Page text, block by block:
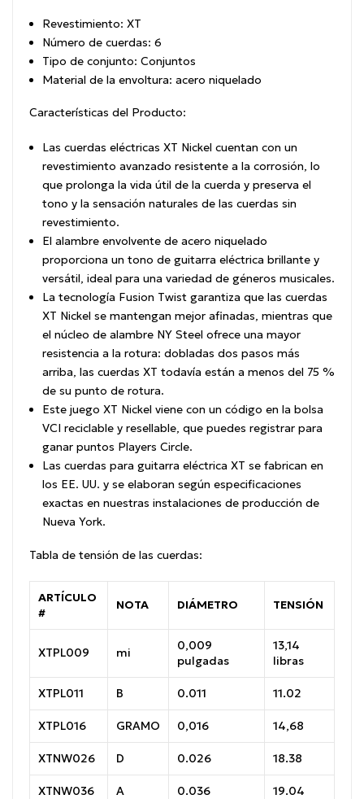
Revestimiento: XT
Número de cuerdas: 6
Tipo de conjunto: Conjuntos
Material de la envoltura: acero niquelado
Características del Producto:
Las cuerdas eléctricas XT Nickel cuentan con un
revestimiento avanzado resistente a la corrosión, lo
que prolonga la vida útil de la cuerda y preserva el
tono y la sensación naturales de las cuerdas sin
revestimiento.
El alambre envolvente de acero niquelado
proporciona un tono de guitarra eléctrica brillante y
versátil, ideal para una variedad de géneros musicales.
La tecnología Fusion Twist garantiza que las cuerdas
XT Nickel se mantengan mejor afinadas, mientras que
el núcleo de alambre NY Steel ofrece una mayor
resistencia a la rotura: dobladas dos pasos más
arriba, las cuerdas XT todavía están a menos del 75 %
de su punto de rotura.
Este juego XT Nickel viene con un código en la bolsa
VCI reciclable y resellable, que puedes registrar para
ganar puntos Players Circle.
Las cuerdas para guitarra eléctrica XT se fabrican en
los EE. UU. y se elaboran según especificaciones
exactas en nuestras instalaciones de producción de
Nueva York.
Tabla de tensión de las cuerdas:
ARTÍCULO
#
NOTA DIÁMETRO TENSIÓN
XTPL009 mi
0,009
pulgadas
13,14
libras
XTPL011 B 0.011 11.02
XTPL016 GRAMO 0,016 14,68
XTNW026 D 0.026 18.38
XTNW036 A 0.036 19.04